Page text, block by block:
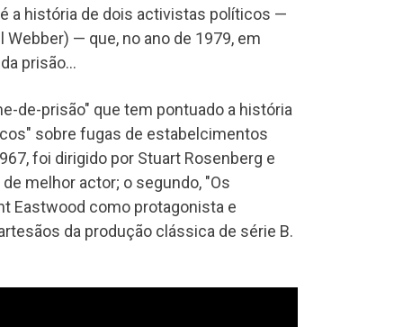
a história de dois activistas políticos —
— que, no ano de 1979, em
prisão…
de-prisão" que tem pontuado a história
sobre fugas de estabelcimentos
foi dirigido por Stuart Rosenberg e
melhor actor; o segundo, "Os
Eastwood como protagonista e
da produção clássica de série B.